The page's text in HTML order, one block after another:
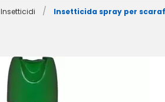
Insetticidi / Insetticida spray per